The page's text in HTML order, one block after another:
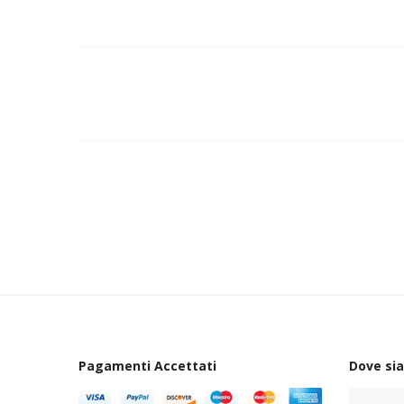
Pagamenti Accettati Dove